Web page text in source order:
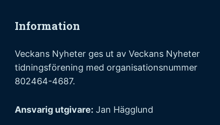
Information
Veckans Nyheter ges ut av Veckans Nyheter
tidningsförening med organisationsnummer
802464-4687.
Ansvarig utgivare: Jan Hägglund